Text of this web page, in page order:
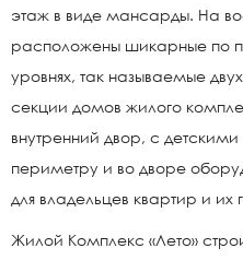
этаж в виде мансарды. На
расположены шикарные по
уровнях, так называемые
секции домов жилого
внутренний двор, с
периметру и во дворе
для владельцев квартир и их
Жилой Комплекс «Лето»